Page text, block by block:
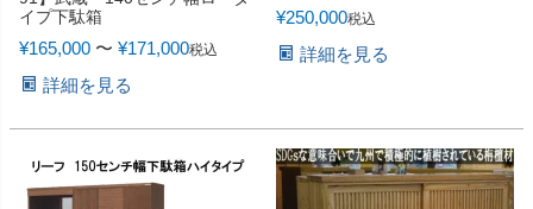
イプ下駄箱
¥165,000 〜 ¥171,000税込
詳細を見る
¥250,000税込
詳細を見る